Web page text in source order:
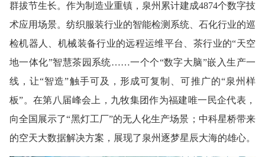
群拔节生长。作为制造业重镇，泉州累计建成4874个数字技
术应用场景。纺织服装行业的智能检测系统、石化行业的巡
检机器人、机械装备行业的远程运维平台、茶行业的“天空
地一体化”智慧茶园系统……一个个“数字大脑”嵌入生产一
线，让“智造”触手可及，形成可复制、可推广的“泉州样
板”。在第八届峰会上，九牧集团作为福建唯一民企代表，
向全国展示了“黑灯工厂”的无人化生产场景；中科星桥带来
的空天大数据解决方案，展现了泉州逐梦星辰大海的雄心。